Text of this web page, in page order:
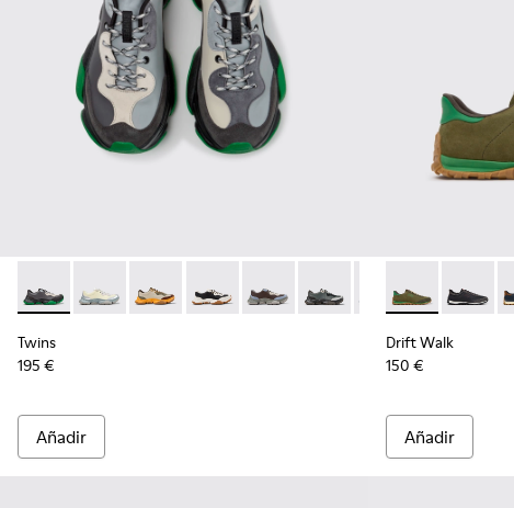
Twins - K101068-016 - Zapatillas de piel y nobuk multicolor
Twins - K101068-015
Twins - K101068-012
Twins - K101068-011
Twins - K101068-008
Twins - K101068-005
Twins - K101068-
Twins -
Twins
195 €
Añadir
Drift Walk -
Drift
Drift Walk
150 €
Añadir